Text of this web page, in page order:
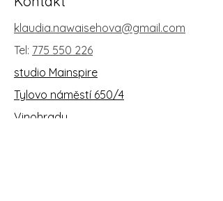
klaudia.nawaisehova@gmail.com
Tel: 775 550 226
studio Mainspire
Tylovo náměstí 650/4
Vinohrady